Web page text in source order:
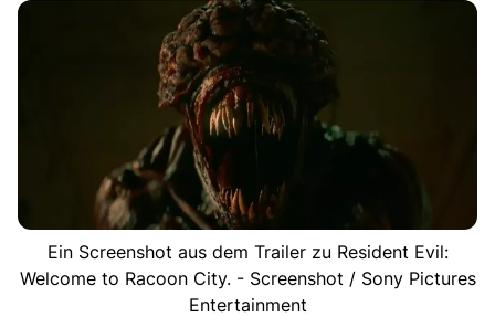
Ein Screenshot aus dem Trailer zu Resident Evil:
Welcome to Racoon City. - Screenshot / Sony Pictures
Entertainment